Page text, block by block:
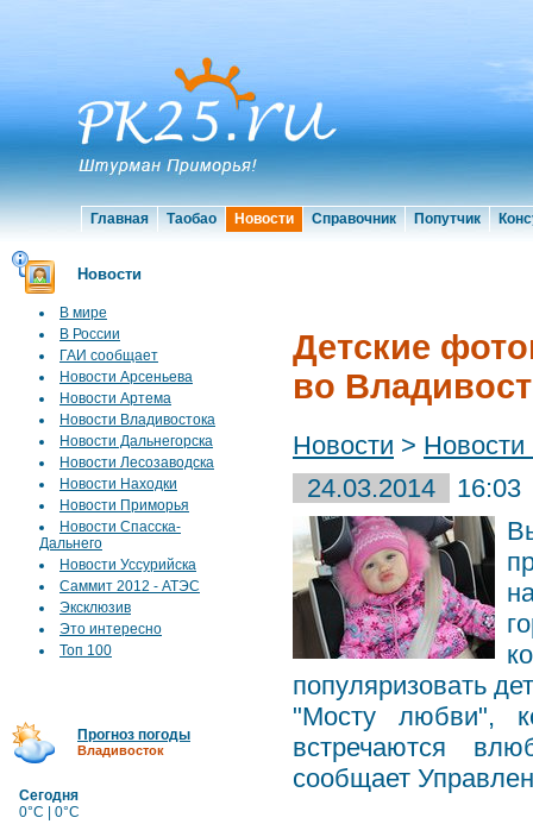
Главная Таобао Новости Справочник Попутчик
Новости
В мире
В России
ГАИ сообщает
Новости Арсеньева
Новости Артема
Новости Владивостока
Новости Дальнегорска
Новости Лесозаводска
Новости Находки
Новости Приморья
Новости Спасска-
Дальнего
Новости Уссурийска
Саммит 2012 - АТЭС
Эксклюзив
Это интересно
Топ 100
Прогноз погоды
Владивосток
Сегодня
0°C | 0°C
Детские
во
Новости > Новости
24.03.2014
16:03
популяризовать
"Мосту любви",
встречаются
сообщает